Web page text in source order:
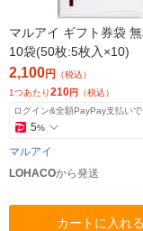
マルアイ ギフト券袋
10袋(50枚:5枚入×10)
2,100円 （税込）
1つあたり210円 （税込）
ログイン&全額PayPay支払いで
5%
マルアイ
LOHACOから発送
カートに入れる